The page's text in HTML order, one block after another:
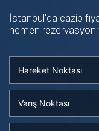
İstanbul'da cazip
hemen rezervasyon